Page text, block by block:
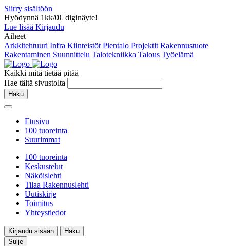
Siirry sisältöön
Hyödynnä 1kk/0€ diginäyte!
Lue lisää Kirjaudu
Aiheet
Arkkitehtuuri Infra Kiinteistöt Pientalo Projektit Rakennustuote
Rakentaminen Suunnittelu Talotekniikka Talous Työelämä
Kaikki mitä tietää pitää
Hae tältä sivustolta
Haku
Etusivu
100 tuoreinta
Suurimmat
100 tuoreinta
Keskustelut
Näköislehti
Tilaa Rakennuslehti
Uutiskirje
Toimitus
Yhteystiedot
Kirjaudu sisään
Haku
Sulje